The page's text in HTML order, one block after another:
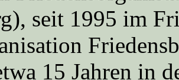
seit 1995 im
15 Jahren in